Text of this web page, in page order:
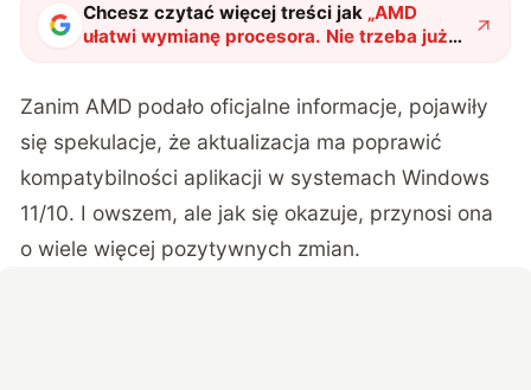
Chcesz czytać więcej treści jak „AMD
ułatwi wymianę procesora. Nie trzeba już
ponownie instalować systemu Windows"?
Zanim AMD podało oficjalne informacje, pojawiły
się spekulacje, że aktualizacja ma poprawić
kompatybilności aplikacji w systemach Windows
11/10. I owszem, ale jak się okazuje, przynosi ona
o wiele więcej pozytywnych zmian.